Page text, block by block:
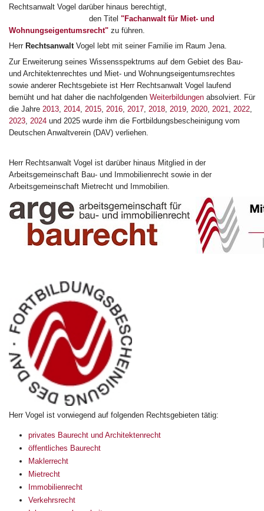
Rechtsanwalt Vogel darüber hinaus berechtigt,
den Titel "Fachanwalt für Miet- und
Wohnungseigentumsrecht" zu führen.
Herr RechtsanwaltVogel lebt mit seiner Familie im Raum Jena.
Zur Erweiterung seines Wissensspektrums auf dem Gebiet des Bau-
und Architektenrechtes und Miet- und Wohnungseigentumsrechtes
sowie anderer Rechtsgebiete ist Herr Rechtsanwalt Vogel laufend
bemüht und hat daher die nachfolgenden Weiterbildungen absolviert. Für
die Jahre 2013 2014 2015 2016 2017 2018 2019 2020 2021 2022
2023 2024 und 2025 wurde ihm die Fortbildungsbescheinigung vom
Deutschen Anwaltverein (DAV) verliehen.
Herr Rechtsanwalt Vogel ist darüber hinaus Mitglied in der
Arbeitsgemeinschaft Bau- und Immobilienrecht sowie in der
Arbeitsgemeinschaft Mietrecht und Immobilien.
Herr Vogel ist vorwiegend auf folgenden Rechtsgebieten tätig:
privates Baurecht und Architektenrecht
öffentliches Baurecht
Maklerrecht
Mietrecht
Immobilienrecht
Verkehrsrecht